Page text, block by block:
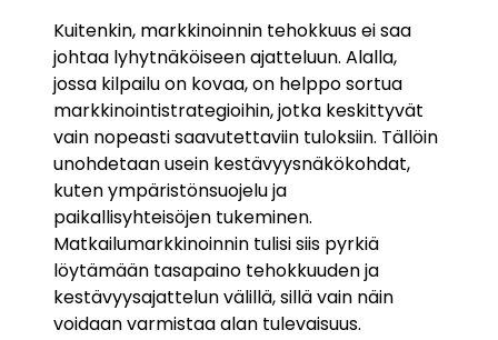
Kuitenkin, markkinoinnin tehokkuus ei saa
johtaa lyhytnäköiseen ajatteluun. Alalla,
jossa kilpailu on kovaa, on helppo sortua
markkinointistrategioihin, jotka keskittyvät
vain nopeasti saavutettaviin tuloksiin. Tällöin
unohdetaan usein kestävyysnäkökohdat,
kuten ympäristönsuojelu ja
paikallisyhteisöjen tukeminen.
Matkailumarkkinoinnin tulisi siis pyrkiä
löytämään tasapaino tehokkuuden ja
kestävyysajattelun välillä, sillä vain näin
voidaan varmistaa alan tulevaisuus.